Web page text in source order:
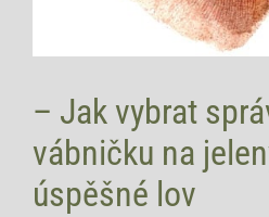
– Jak vybrat
vábničku na
úspěšné lov